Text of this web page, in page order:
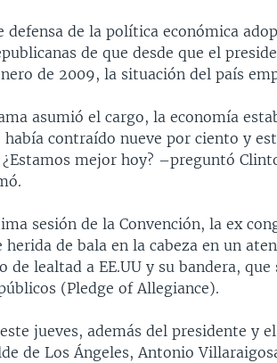
de la política económica
de que desde que el
de 2009, la situación del país
asumió el cargo, la economía
contraído nueve por ciento y
mejor hoy? –preguntó
sesión de la Convención, la ex
de bala en la cabeza en un
lealtad a EE.UU y su bandera, que
(Pledge of Allegiance).
jueves, además del presidente y
de Los Ángeles, Antonio